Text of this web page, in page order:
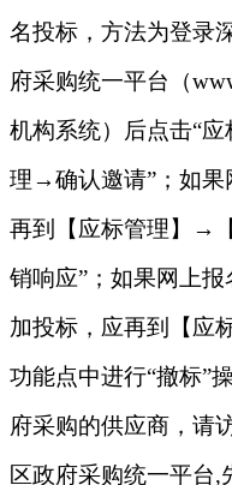
名投标，方法为登录
府采购统一平台（
机构系统）后点击“
理→确认邀请”；如果
再到【应标管理】→
销响应”；如果网上
加投标，应再到【应
功能点中进行“撤标”
府采购的供应商，请
区政府采购统一平台,